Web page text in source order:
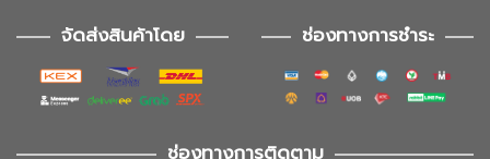
จัดส่งสินค้าโดย ช่องทางการชำระ
ช่องทางการติดตาม